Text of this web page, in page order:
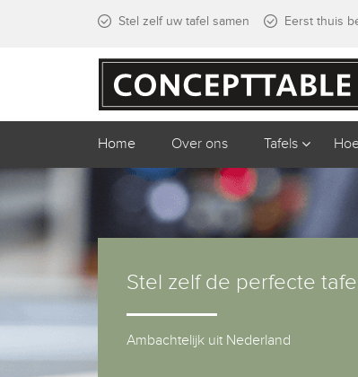
Stel zelf uw tafel samen Eerst thuis
Home Over ons Tafels
Stel zelf de perfecte
Ambachtelijk uit Nederland